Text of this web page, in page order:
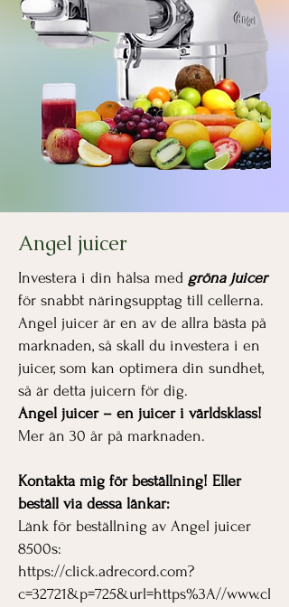
Angel juicer
Investera i din hälsa med gröna juicer
för snabbt näringsupptag till cellerna.
Angel juicer är en av de allra bästa på
marknaden, så skall du investera i en
juicer, som kan optimera din sundhet,
så är detta juicern för dig.
Angel juicer – en juicer i världsklass!
Mer än 30 år på marknaden.
Kontakta mig för beställning! Eller
beställ via dessa länkar:
Länk för beställning av Angel juicer
8500s:
https://click.adrecord.com?
c=32721&p=725&url=https%3A//www.cl